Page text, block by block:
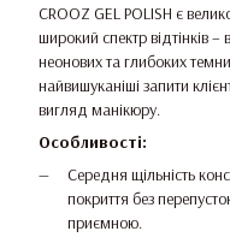
CROOZ GEL POLISH є
широкий спектр відтінків
неонових та глибоких
найвишуканіші запити
вигляд манікюру.
Особливості:
Середня щільність
покриття без
приємною.